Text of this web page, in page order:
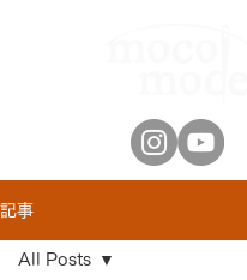
記事
All Posts